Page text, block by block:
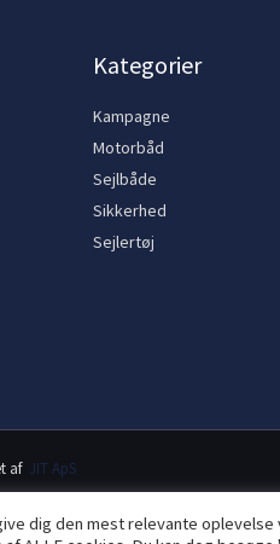
Kategorier
Kampagne
Motorbåd
Sejlbåde
Sikkerhed
Sejlertøj
af JIT ApS
dig den mest relevante